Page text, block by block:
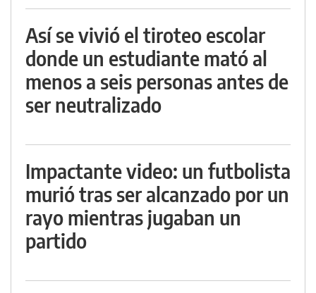
Así se vivió el tiroteo escolar
donde un estudiante mató al
menos a seis personas antes de
ser neutralizado
Impactante video: un futbolista
murió tras ser alcanzado por un
rayo mientras jugaban un
partido